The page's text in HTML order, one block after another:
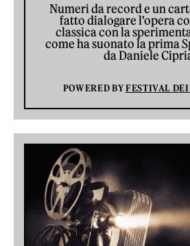
Numeri da record e un
fatto dialogare l'opera
classica con la
come ha suonato la prima
da Daniele
POWERED BYFESTIVAL